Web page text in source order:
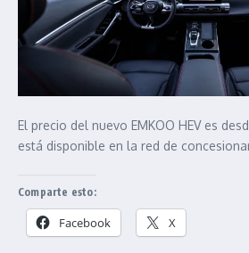
El precio del nuevo EMKOO HEV es
está disponible en la red de
Comparte esto:
Facebook X